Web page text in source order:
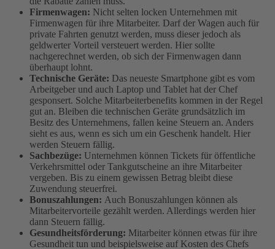
Firmenwagen: Nicht selten locken Unternehmen mit
Firmenwagen für ihre Mitarbeiter. Darf der Wagen auch für
private Fahrten genutzt werden, muss dieser jedoch als
geldwerter Vorteil versteuert werden. Hier sollte
nachgerechnet werden, ob sich der Firmenwagen dann
überhaupt lohnt.
Technische Geräte: Das neueste Smartphone gibt es vom
Arbeitgeber und auch Laptop und Tablet hat der Chef
gesponsert. Solche Mitarbeiterbenefits kommen in der Regel
gut an. Bleiben die technischen Geräte grundsätzlich im
Besitz des Unternehmens, fallen keine Steuern an. Anders
sieht es aus, wenn es sich um ein Geschenk handelt. Hier
werden Steuern fällig.
Sachbezüge: Unternehmen können Tickets für öffentliche
Verkehrsmittel oder Tankgutscheine an ihre Mitarbeiter
vergeben. Bis zu einem gewissen Betrag bleibt diese
Zuwendung steuerfrei.
Bonuszahlungen: Auch Bonuszahlungen können als
Mitarbeitervorteile gezählt werden. Allerdings werden hier
dann Steuern fällig.
Gesundheitsförderung: Mitarbeiter können etwas für ihre
Gesundheit tun und beispielsweise auf Kosten des Chefs